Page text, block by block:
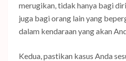
merugikan, tidak hanya bagi
juga bagi orang lain yang
dalam kendaraan yang akan
Kedua, pastikan kasus Anda